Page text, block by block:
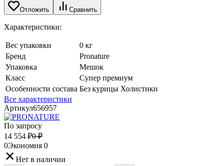
Отложить Сравнить
Характеристики:
Вес упаковки
0 кг
Бренд
Pronature
Упаковка
Мешок
Класс
Супер премиум
Особенности состава Без курицы Холистики
Все характеристики
Артикул656957
По запросу
14 554 ₽0 ₽
0Экономия 0
Нет в наличии